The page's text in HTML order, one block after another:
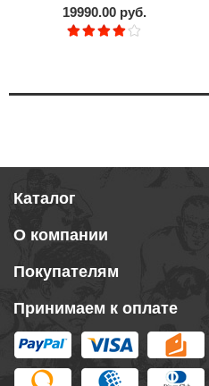
19990.00 руб.
Каталог
О компании
Покупателям
Принимаем к оплате